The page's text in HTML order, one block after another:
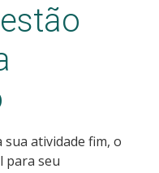
sua atividade fim, o
para seu